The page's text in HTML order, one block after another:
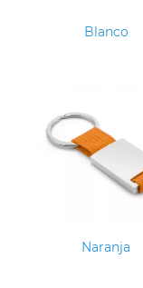
Blanco
Naranja